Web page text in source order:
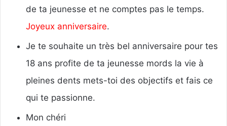
de ta jeunesse et ne comptes pas le temps.
Joyeux anniversaire.
Je te souhaite un très bel anniversaire pour tes
18 ans profite de ta jeunesse mords la vie à
pleines dents mets-toi des objectifs et fais ce
qui te passionne.
Mon chéri